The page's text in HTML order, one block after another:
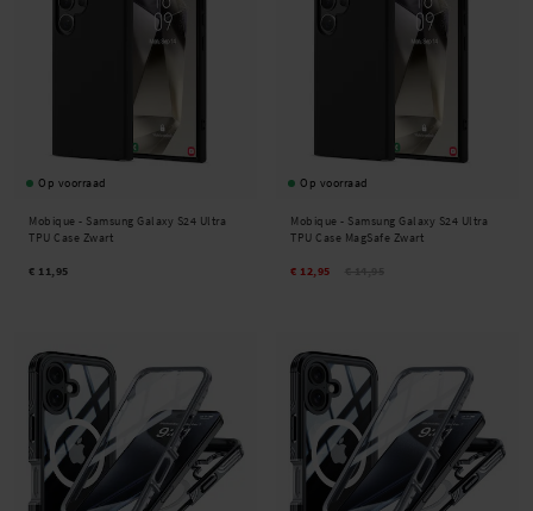
Op voorraad
Mobique - Samsung Galaxy S24 Ultra
TPU Case Zwart
€ 11,95
Op voorraad
Mobique - Samsung Galaxy S24 Ultra
TPU Case MagSafe Zwart
€ 12,95